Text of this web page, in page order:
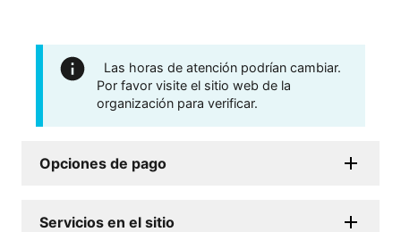
Las horas de atención podrían cambiar.
Por favor visite el sitio web de la
organización para verificar.
Opciones de pago
Servicios en el sitio